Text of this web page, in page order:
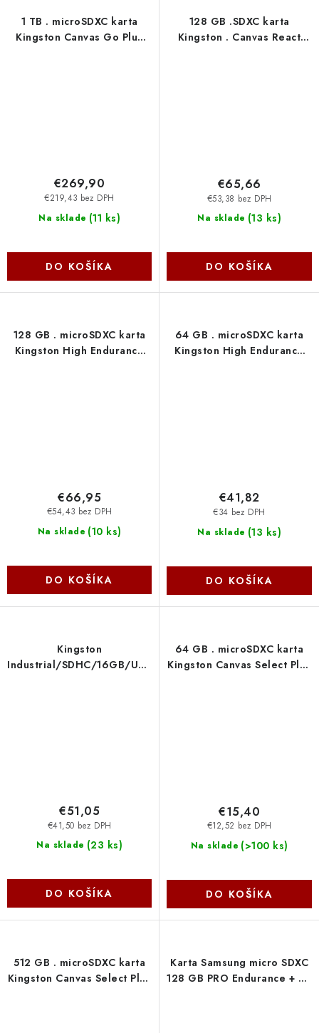
1 TB . microSDXC karta
Kingston Canvas Go Plus
Na sklade (11 ks)
€219,43 bez DPH
€269,90
DO KOŠÍKA
128 GB .SDXC karta
Kingston . Canvas React
Na sklade (13 ks)
€53,38 bez DPH
€65,66
DO KOŠÍKA
128 GB . microSDXC karta
Kingston High Endurance
Na sklade (10 ks)
€54,43 bez DPH
€66,95
DO KOŠÍKA
64 GB . microSDXC karta
Kingston High Endurance
Na sklade (13 ks)
€34 bez DPH
€41,82
DO KOŠÍKA
Kingston
Industrial/SDHC/16GB/UHS-
Na sklade (23 ks)
€41,50 bez DPH
€51,05
DO KOŠÍKA
64 GB . microSDXC karta
Kingston Canvas Select Plus
Na sklade (>100 ks)
€12,52 bez DPH
€15,40
DO KOŠÍKA
512 GB . microSDXC karta
Kingston Canvas Select Plus
Karta Samsung micro SDXC
128 GB PRO Endurance + SD